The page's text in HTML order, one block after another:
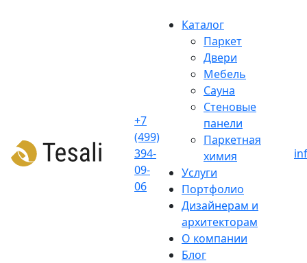
+7
(499)
394-
09-
06
Каталог
Паркет
Двери
Мебель
Сауна
Стеновые
панели
Паркетная
химия
Услуги
Портфолио
Дизайнерам и
архитекторам
О компании
Блог